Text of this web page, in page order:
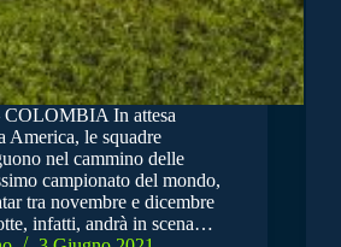
In attesa
America, le squadre
nel cammino delle
campionato del mondo,
tra novembre e dicembre
infatti, andrà in scena…